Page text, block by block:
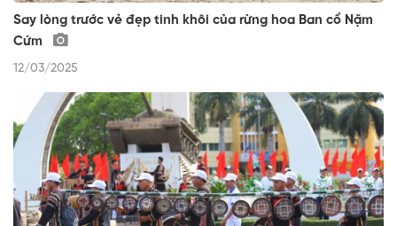
Say lòng trước vẻ đẹp tinh khôi của rừng hoa Ban cổ Nặm
Cứm
12/03/2025